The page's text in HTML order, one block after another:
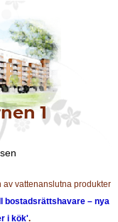
vattenanslutna produkter
bostadsrättshavare – nya
i kök'.